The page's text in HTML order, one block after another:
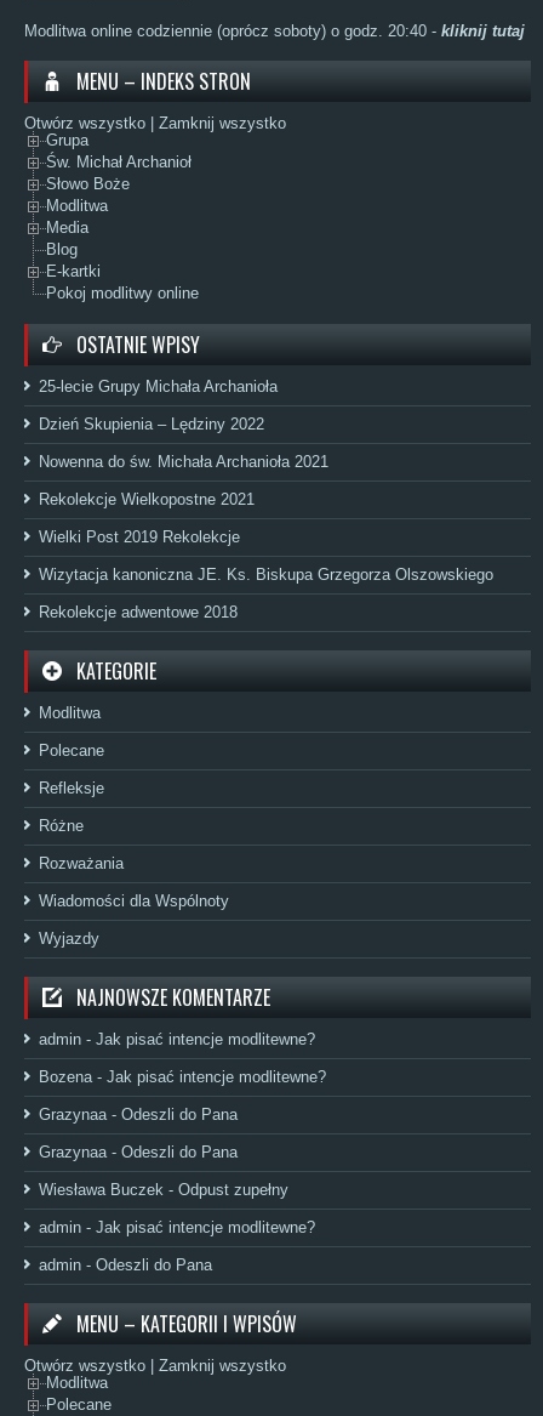
Modlitwa online codziennie (oprócz soboty) o godz. 20:40 - kliknij tutaj
MENU – INDEKS STRON
Otwórz wszystko
Zamknij wszystko
Grupa
Św. Michał Archanioł
Słowo Boże
Modlitwa
Media
Blog
E-kartki
Pokoj modlitwy online
OSTATNIE WPISY
25-lecie Grupy Michała Archanioła
Dzień Skupienia – Lędziny 2022
Nowenna do św. Michała Archanioła 2021
Rekolekcje Wielkopostne 2021
Wielki Post 2019 Rekolekcje
Wizytacja kanoniczna JE. Ks. Biskupa Grzegorza Olszowskiego
Rekolekcje adwentowe 2018
KATEGORIE
Modlitwa
Polecane
Refleksje
Różne
Rozważania
Wiadomości dla Wspólnoty
Wyjazdy
NAJNOWSZE KOMENTARZE
admin - Jak pisać intencje modlitewne?
Bozena- Jak pisać intencje modlitewne?
Grazynaa- Odeszli do Pana
Grazynaa- Odeszli do Pana
Wiesława Buczek - Odpust zupełny
admin - Jak pisać intencje modlitewne?
admin - Odeszli do Pana
MENU – KATEGORII I WPISÓW
Otwórz wszystko
Zamknij wszystko
Modlitwa
Polecane